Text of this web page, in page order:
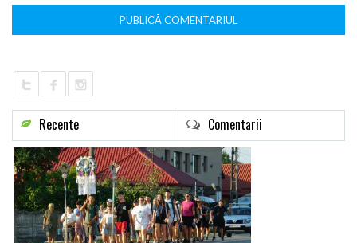
Recente Comentarii